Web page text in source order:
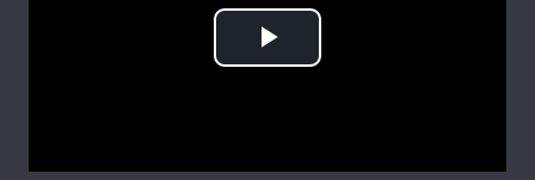
Думки
Вакансії
Послуги
Play